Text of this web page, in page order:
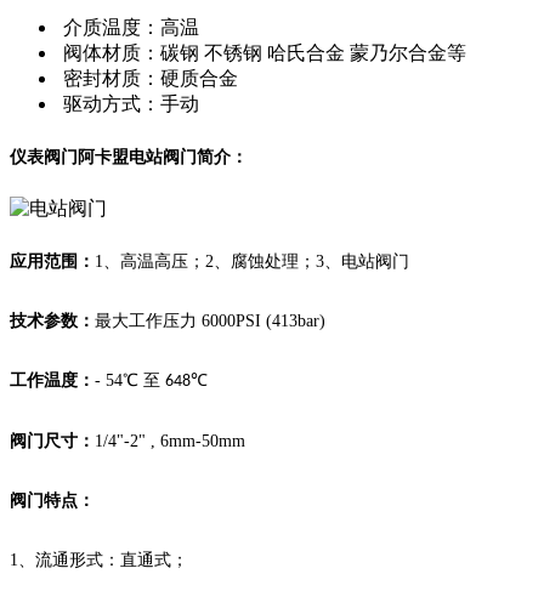
介质温度：高温
阀体材质：碳钢 不锈钢 哈氏合金 蒙乃尔合金等
密封材质：硬质合金
驱动方式：手动
仪表阀门阿卡盟电站阀门简介：
应用范围： 1、高温高压；2、腐蚀处理；3、电站阀门
技术参数： 最大工作压力 6000PSI (413bar)
工作温度： - 54℃ 至 648℃
阀门尺寸： 1/4"-2" , 6mm-50mm
阀门特点：
1、流通形式：直通式；